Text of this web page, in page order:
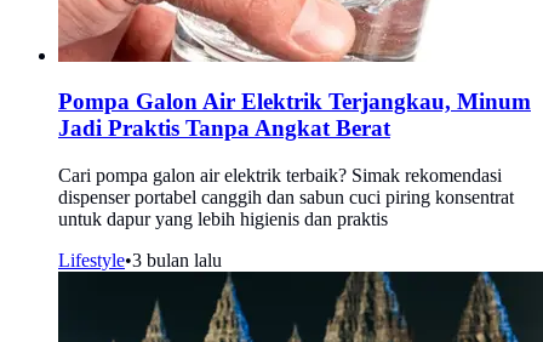
Pompa Galon Air Elektrik Terjangkau, Minum
Jadi Praktis Tanpa Angkat Berat
Cari pompa galon air elektrik terbaik? Simak rekomendasi
dispenser portabel canggih dan sabun cuci piring konsentrat
untuk dapur yang lebih higienis dan praktis
Lifestyle•3 bulan lalu